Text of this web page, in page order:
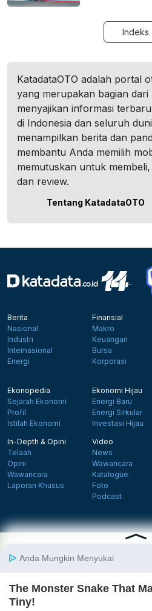
Indeks
KatadataOTO adalah portal
yang merupakan bagian dari
menyajikan informasi
di Indonesia dan seluruh
menampilkan berita dan
membantu Anda memilih
memutuskan untuk
dan review.
Tentang KatadataOTO
Berita
Nasional
Industri
Internasional
Energi
Finansial
Makro
Keuangan
Bursa
Korporasi
Ekonopedia
Sejarah Ekonomi
Profil
Istilah Ekonomi
Ekonomi Hijau
Energi Baru
Energi Sirkular
Investasi Hijau
In-Depth & Opini
Telaah
Opini
Wawancara
Laporan Khusus
Video
News
Wawancara
Katalogue
Foto
Podcast